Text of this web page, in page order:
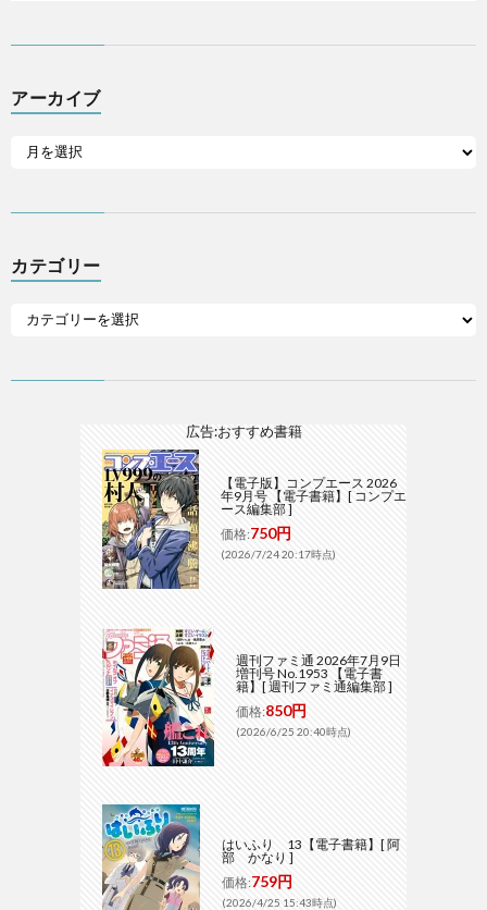
アーカイブ
カテゴリー
広告:おすすめ書籍
【電子版】コンプエース 2026
年9月号 【電子書籍】[ コンプエ
ース編集部 ]
価格:750円
(2026/7/24 20:17時点)
週刊ファミ通 2026年7月9日
増刊号 No.1953 【電子書
籍】[ 週刊ファミ通編集部 ]
価格:850円
(2026/6/25 20:40時点)
はいふり 13【電子書籍】[ 阿
部 かなり ]
価格:759円
(2026/4/25 15:43時点)